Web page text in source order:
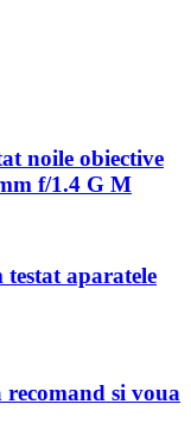
noile obiective
f/1.4 G M
aparatele
recomand si voua